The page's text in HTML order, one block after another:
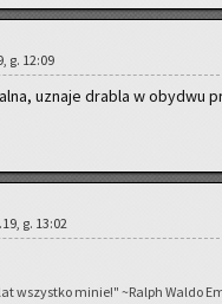
g. 12:09
uzna­je dra­bla w oby­dwu
g. 13:02
wszyst­ko minie!" ~Ralph Waldo